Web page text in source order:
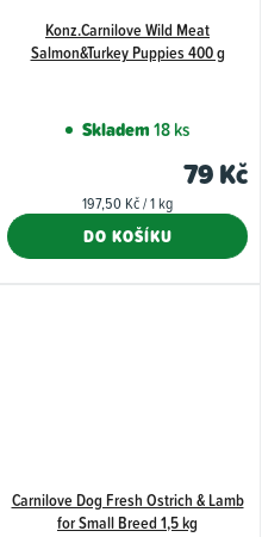
Konz.Carnilove Wild Meat
Salmon&Turkey Puppies 400 g
Skladem18 ks
79 Kč
Měrná
197,50 Kč / 1 kg
DO KOŠÍKU
Carnilove Dog Fresh Ostrich & Lamb
for Small Breed 1,5 kg